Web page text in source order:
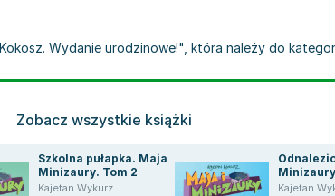
Wydanie urodzinowe!", która należy do
Zobacz wszystkie książki
Fijał,Sławomir Kiełbus Tomasz Samojlik,Jacek Skrzydlewski
Szkolna pułapka. Maja i
Minizaury. Tom 2
Kajetan Wykurz Kajetan